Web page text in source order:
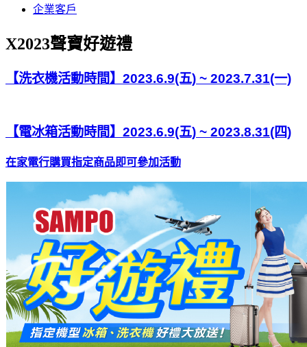
企業客戶
X2023聲寶好遊禮
【洗衣機活動時間】2023.6.9(五) ~ 2023.7.31(一)
【電冰箱活動時間】2023.6.9(五) ~ 2023.8.31(四)
在家電行購買指定商品即可參加活動